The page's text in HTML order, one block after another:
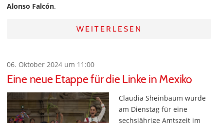
Alonso Falcón.
WEITERLESEN
06. Oktober 2024 um 11:00
Eine neue Etappe für die Linke in Mexiko
Claudia Sheinbaum wurde
am Dienstag für eine
sechsjährige Amtszeit im